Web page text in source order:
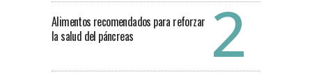
Alimentos recomendados para reforzar
la salud del páncreas